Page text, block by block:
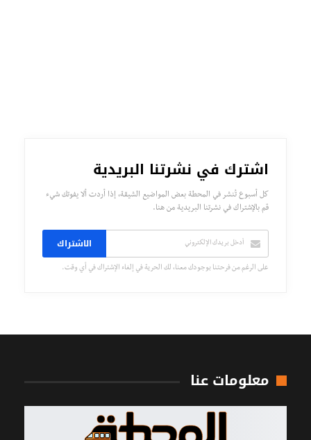
اشترك في نشرتنا البريدية
كل أسبوع تُنشر في المحطة بعض المواضيع الشيقة، إذا أردت ألا يفوتك شيء
قم بالإشتراك في نشرتنا البريدية من هنا.
الاشتراك
على الرغم من فرحتنا بوجودك معنا، لك الحرية في إلغاء الإشتراك في أي وقت.
معلومات عنا